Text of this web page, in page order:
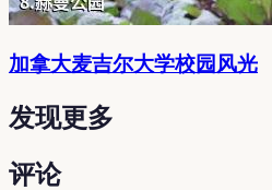
加拿大麦吉尔大学校园风光
发现更多
评论